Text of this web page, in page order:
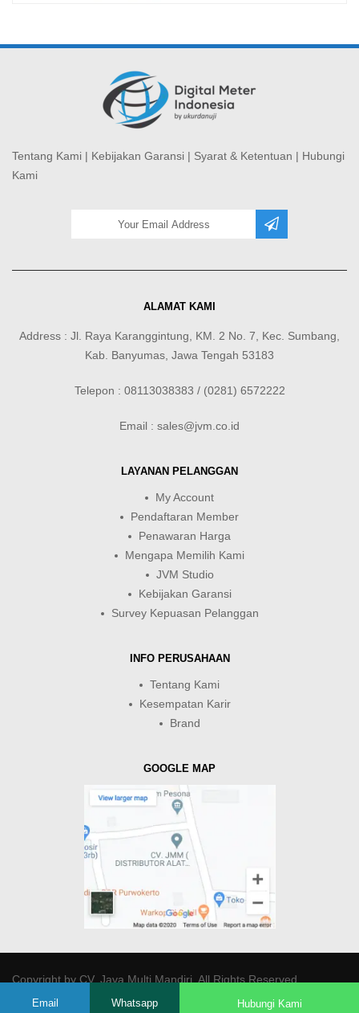
Tentang Kami | Kebijakan Garansi | Syarat & Ketentuan | Hubungi
Kami
ALAMAT KAMI
Address : Jl. Raya Karanggintung, KM. 2 No. 7, Kec. Sumbang,
Kab. Banyumas, Jawa Tengah 53183
Telepon : 08113038383 / (0281) 6572222
Email : sales@jvm.co.id
LAYANAN PELANGGAN
My Account
Pendaftaran Member
Penawaran Harga
Mengapa Memilih Kami
JVM Studio
Kebijakan Garansi
Survey Kepuasan Pelanggan
INFO PERUSAHAAN
Tentang Kami
Kesempatan Karir
Brand
GOOGLE MAP
Copyright byCV. Java Multi Mandiri. All Rights Reserved.
Email Whatsapp Hubungi Kami